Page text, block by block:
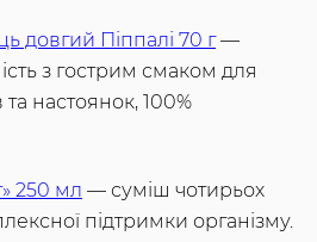
довгий Піппалі 70 г—
з гострим смаком для
та настоянок, 100%
250 мл — суміш чотирьох
підтримки організму.